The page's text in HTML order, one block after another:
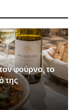
φούρνο, το
της